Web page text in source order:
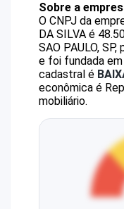
Sobre a
O CNPJ da
DA SILVA é
SAO PAULO,
e foi fundada
cadastral é
econômica é
mobiliário.